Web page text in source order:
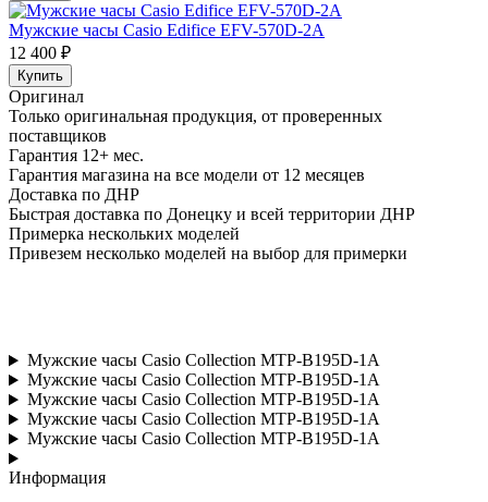
Мужские часы Casio Edifice EFV-570D-2A
12 400 ₽
Купить
Оригинал
Только оригинальная продукция, от проверенных
поставщиков
Гарантия 12+ мес.
Гарантия магазина на все модели от 12 месяцев
Доставка по ДНР
Быстрая доставка по Донецку и всей территории ДНР
Примерка нескольких моделей
Привезем несколько моделей на выбор для примерки
Мужские часы Casio Collection MTP-B195D-1A
Мужские часы Casio Collection MTP-B195D-1A
Мужские часы Casio Collection MTP-B195D-1A
Мужские часы Casio Collection MTP-B195D-1A
Мужские часы Casio Collection MTP-B195D-1A
Информация